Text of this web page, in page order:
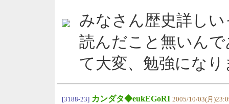
みなさん歴史詳し
読んだこと無いん
て大変、勉強になり
[3188-23] カンダタ◆eukEGoRI 2005/10/03(月